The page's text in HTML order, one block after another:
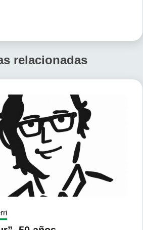
relacionadas